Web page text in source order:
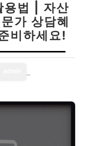
용법 | 자산
가 상담혜
비하세요!